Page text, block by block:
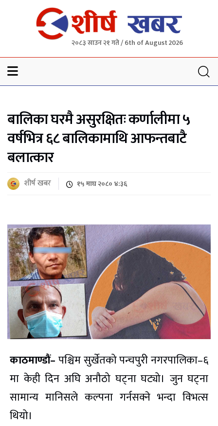
२०८३ साउन २१ गते / 6th of August 2026
बालिका घरमै असुरक्षितः कर्णालीमा ५
वर्षभित्र ६८ बालिकामाथि आफन्तबाटै
बलात्कार
शीर्ष खबर १५ माघ २०८० ४:३६
काठमाण्डौं–पश्चिम सुर्खेतको पन्चपुरी नगरपालिका–६
मा केही दिन अघि अनौठो घट्ना घट्यो। जुन घट्ना
सामान्य मानिसले कल्पना गर्नसक्ने भन्दा विभत्स
थियो।